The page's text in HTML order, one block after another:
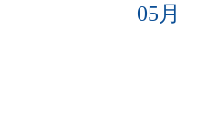
05月